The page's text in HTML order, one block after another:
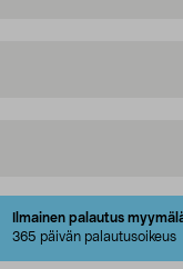
Ilmainen palautus
365 päivän palautusoikeus